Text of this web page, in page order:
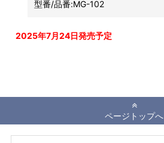
型番/品番:MG-102
2025年7月24日発売予定
ページトップへ